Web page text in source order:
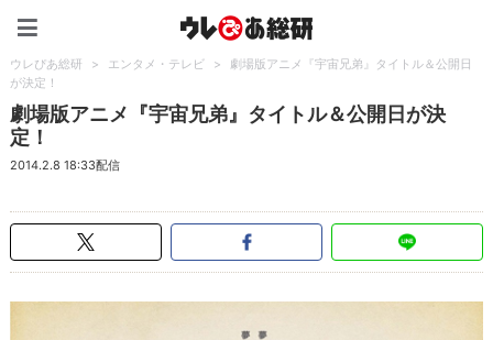
ウレぴあ総研 > エンタメ・テレビ >
劇場版アニメ『宇宙兄弟』タイトル＆公開日
が決定！
劇場版アニメ『宇宙兄弟』タイトル＆公開日が決
定！
2014.2.8 18:33配信